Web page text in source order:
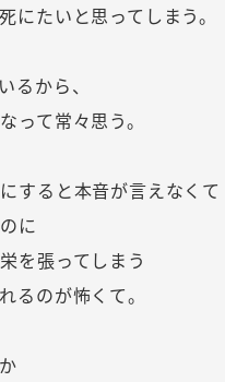
にたいと思ってしまう。
るから、
って常々思う。
すると本音が言えなくて
に
を張ってしまう
るのが怖くて。